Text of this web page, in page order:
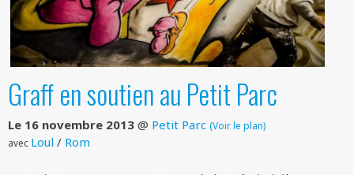
Graff en soutien au Petit Parc
Le 16 novembre 2013 @ Petit Parc (Voir le plan)
avec Loul / Rom